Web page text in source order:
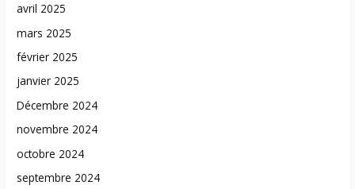
avril 2025
mars 2025
février 2025
janvier 2025
Décembre 2024
novembre 2024
octobre 2024
septembre 2024